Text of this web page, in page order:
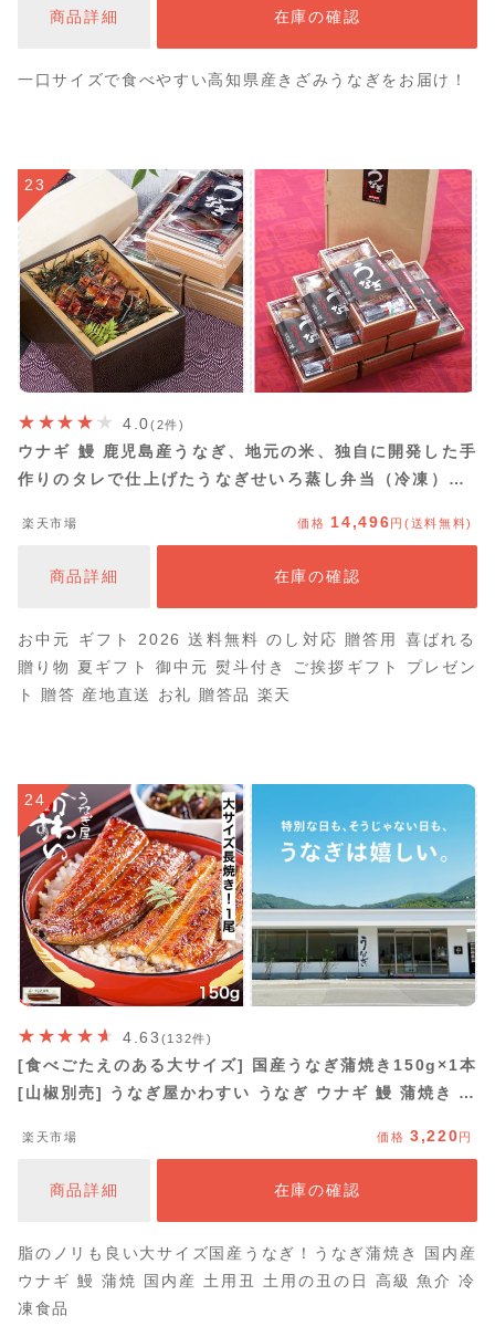
商品詳細 在庫の確認
一口サイズで食べやすい高知県産きざみうなぎをお届け！
23
4.0(2件)
ウナギ 鰻 鹿児島産うなぎ、地元の米、独自に開発した手
作りのタレで仕上げたうなぎせいろ蒸し弁当（冷凍）〔6
楽天市場 価格 14,496円(送料無料)
商品詳細 在庫の確認
お中元 ギフト 2026 送料無料 のし対応 贈答用 喜ばれる
贈り物 夏ギフト 御中元 熨斗付き ご挨拶ギフト プレゼン
ト 贈答 産地直送 お礼 贈答品 楽天
24
4.63 (132件)
[食べごたえのある大サイズ] 国産うなぎ蒲焼き150g×1本
[山椒別売] うなぎ屋かわすい うなぎ ウナギ 鰻 蒲焼き 国
まぶし ちらし寿司 同梱 お歳暮 秋ギフト 食べ物 喜ばれる
楽天市場 価格 3,220 円
商品詳細 在庫の確認
脂のノリも良い大サイズ国産うなぎ！うなぎ蒲焼き 国内産
ウナギ 鰻 蒲焼 国内産 土用丑 土用の丑の日 高級 魚介 冷
凍食品